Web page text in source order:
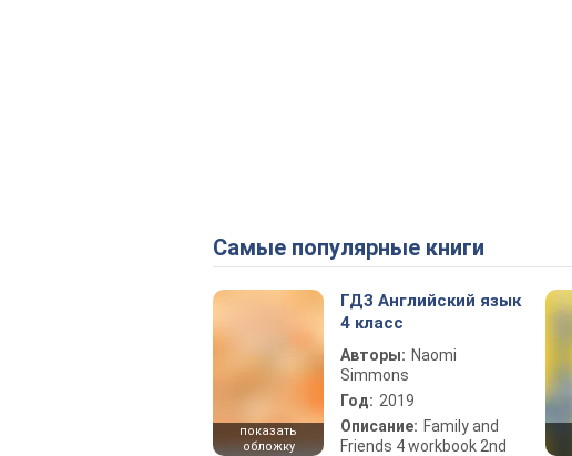
Самые популярные книги
показать
обложку
ГДЗ Английский язык
4 класс
Авторы: Naomi
Simmons
Год: 2019
Описание: Family and
Friends 4 workbook 2nd